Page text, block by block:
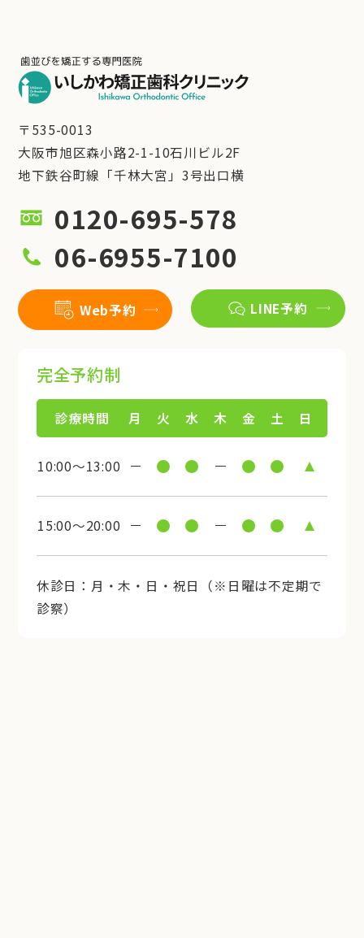
〒535-0013
大阪市旭区森小路2-1-10石川ビル2F
地下鉄谷町線「千林大宮」3号出口横
0120-695-578
06-6955-7100
Web予約 LINE予約
完全予約制
診療時間 月 火 水 木 金 土 日
10:00～13:00
15:00～20:00
休診日：月・木・日・祝日（※日曜は不定期で
診察）